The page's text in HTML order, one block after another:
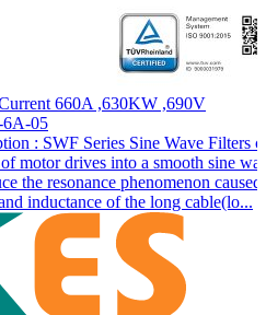
660A ,630KW ,690V
6A-05
: SWF Series Sine Wave Filters
motor drives into a smooth sine
the resonance phenomenon
inductance of the long cable(lo...